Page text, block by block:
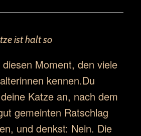
ist halt so
diesen Moment, den viele
kennen.Du
Katze an, nach dem
gemeinten Ratschlag
und denkst: Nein. Die